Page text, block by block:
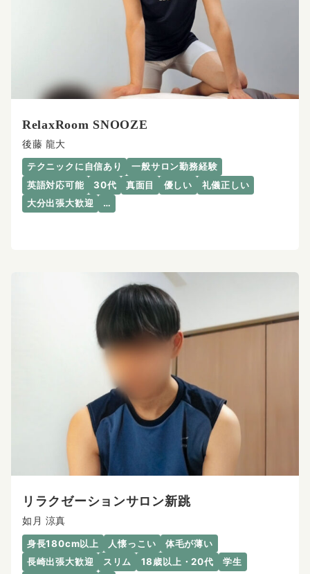
RelaxRoom SNOOZE
後藤 龍大
テクニックに自信あり
一般サロン勤務経験
英語対応可能
30代 真面目 優しい
礼儀正しい
大分出張大歓迎
…
リラクゼーションサロン新跳
如月 涼真
身長180cm以上 人懐っこい
体毛が薄い
長崎出張大歓迎
スリム 18歳以上・20代
学生